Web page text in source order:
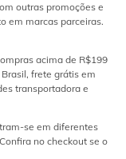
outras promoções e
em marcas parceiras.
acima de R$199
frete grátis em
transportadora e
se em diferentes
no checkout se o